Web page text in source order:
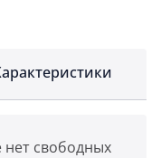
свободных